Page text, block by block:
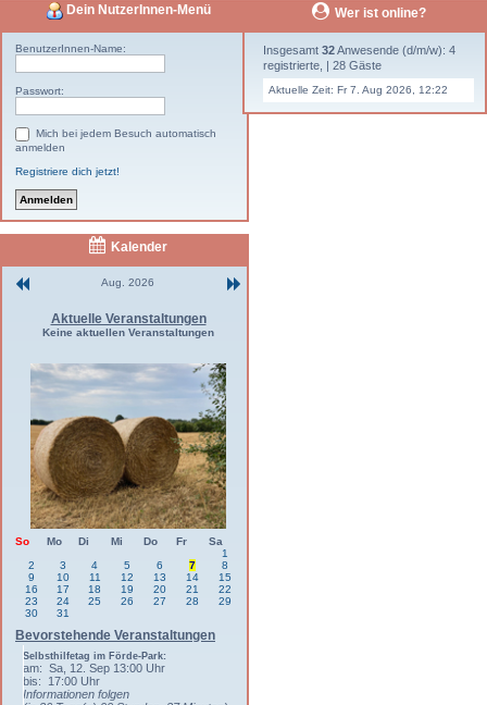
Dein NutzerInnen-Menü
BenutzerInnen-Name:
Passwort:
Mich bei jedem Besuch automatisch
anmelden
Registriere dich jetzt!
Kalender
Aug. 2026
Aktuelle Veranstaltungen
Keine aktuellen Veranstaltungen
So Mo Di Mi Do Fr
Sa
1
2
3 4 5 6 7
8
9
10 11 12 13 14
15
16
17 18 19 20 21
22
23
24 25 26 27 28
29
30
31
Bevorstehende Veranstaltungen
Selbsthilfetag im Förde-Park:
am: Sa, 12. Sep 13:00 Uhr
bis: 17:00 Uhr
Informationen folgen
Wer ist online?
Insgesamt32Anwesende (d/m/w): 4
registrierte, | 28 Gäste
Aktuelle Zeit: Fr 7. Aug 2026, 12:22